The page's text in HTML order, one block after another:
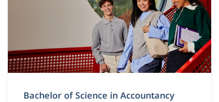
Bachelor of Science in Accountancy